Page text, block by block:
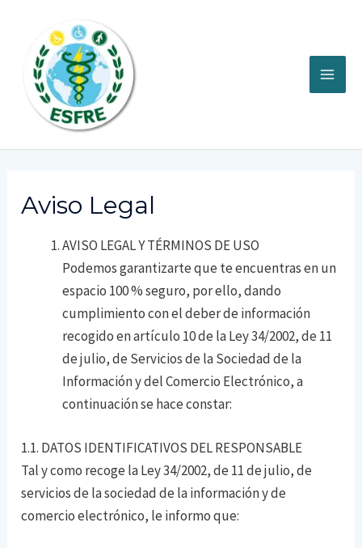
contenido
Aviso Legal
AVISO LEGAL Y TÉRMINOS DE USO
Podemos garantizarte que te encuentras en un
espacio 100 % seguro, por ello, dando
cumplimiento con el deber de información
recogido en artículo 10 de la Ley 34/2002, de 11
de julio, de Servicios de la Sociedad de la
Información y del Comercio Electrónico, a
continuación se hace constar:
1.1. DATOS IDENTIFICATIVOS DEL RESPONSABLE
Tal y como recoge la Ley 34/2002, de 11 de julio, de
servicios de la sociedad de la información y de
comercio electrónico, le informo que: